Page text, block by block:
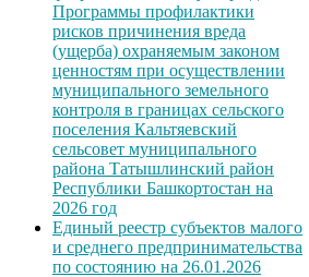
Программы профилактики
рисков причинения вреда
(ущерба) охраняемым законом
ценностям при осуществлении
муниципального земельного
контроля в границах сельского
поселения Кальтяевский
сельсовет муниципального
района Татышлинский район
Республики Башкортостан на
2026 год
Единый реестр субъектов малого
и среднего предпринимательства
по состоянию на 26.01.2026